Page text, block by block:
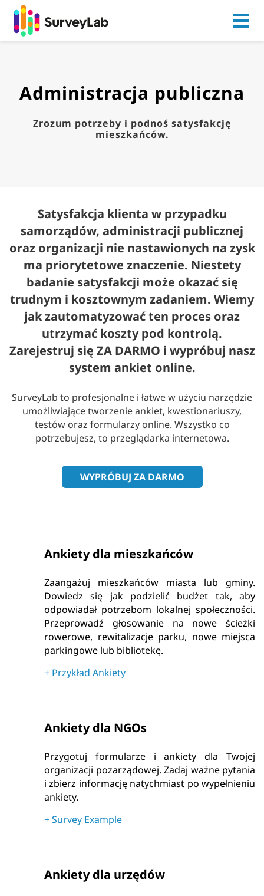
Go to
Administracja publiczna
Zrozum potrzeby i podnoś satysfakcję
mieszkańców.
Satysfakcja klienta w przypadku
samorządów, administracji publicznej
oraz organizacji nie nastawionych na zysk
ma priorytetowe znaczenie. Niestety
badanie satysfakcji może okazać się
trudnym i kosztownym zadaniem. Wiemy
jak zautomatyzować ten proces oraz
utrzymać koszty pod kontrolą.
Zarejestruj się ZA DARMO i wypróbuj nasz
system ankiet online.
SurveyLab to profesjonalne i łatwe w użyciu narzędzie
umożliwiające tworzenie ankiet, kwestionariuszy,
testów oraz formularzy online. Wszystko co
potrzebujesz, to przeglądarka internetowa.
WYPRÓBUJ ZA DARMO
Ankiety dla mieszkańców
Zaangażuj mieszkańców miasta lub gminy.
Dowiedz się jak podzielić budżet tak, aby
odpowiadał potrzebom lokalnej społeczności.
Przeprowadź głosowanie na nowe ścieżki
rowerowe, rewitalizacje parku, nowe miejsca
parkingowe lub bibliotekę.
+ Przykład Ankiety
Ankiety dla NGOs
Przygotuj formularze i ankiety dla Twojej
organizacji pozarządowej. Zadaj ważne pytania
i zbierz informację natychmiast po wypełnieniu
ankiety.
+Survey Example
Ankiety dla urzędów